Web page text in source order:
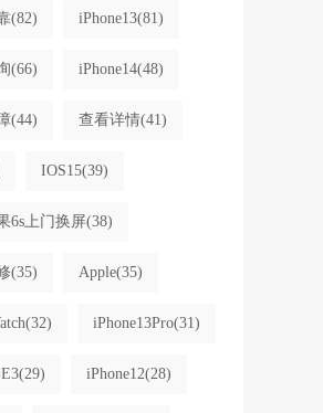
(82) iPhone13(81)
(66) iPhone14(48)
(44) 查看详情(41)
IOS15(39)
6s上门换屏(38)
(35) Apple(35)
(32) iPhone13Pro(31)
(29) iPhone12(28)